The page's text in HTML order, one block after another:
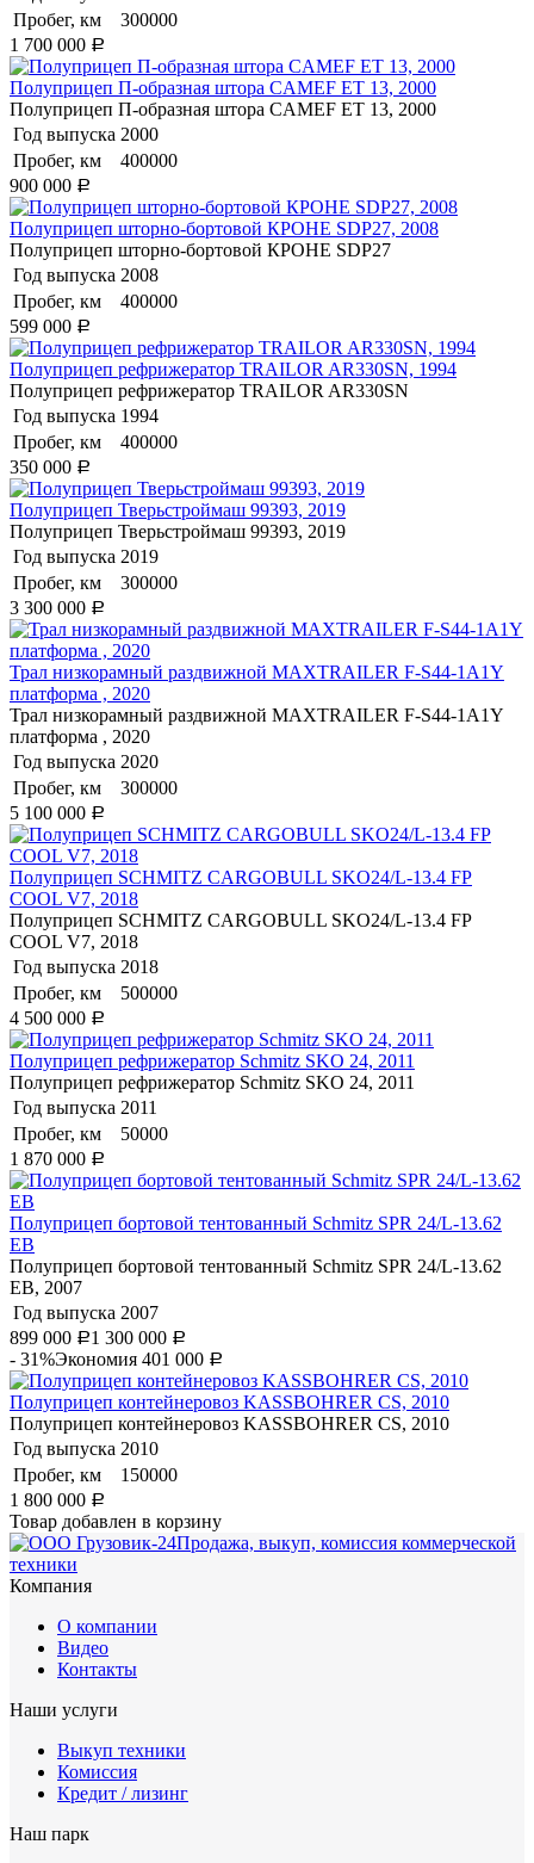
Пробег, км
300000
1 700 000 Р
Полуприцеп П-образная штора CAMEF ET 13, 2000
Полуприцеп П-образная штора CAMEF ET 13, 2000
Год выпуска 2000
Пробег, км
400000
900 000 Р
Полуприцеп шторно-бортовой КРОНЕ SDP27, 2008
Полуприцеп шторно-бортовой КРОНЕ SDP27
Год выпуска 2008
Пробег, км
400000
599 000 Р
Полуприцеп рефрижератор TRAILOR AR330SN, 1994
Полуприцеп рефрижератор TRAILOR AR330SN
Год выпуска 1994
Пробег, км
400000
350 000 Р
Полуприцеп Тверьстроймаш 99393, 2019
Полуприцеп Тверьстроймаш 99393, 2019
Год выпуска 2019
Пробег, км
300000
3 300 000 Р
Трал низкорамный раздвижной MAXTRAILER F-S44-1A1Y
платформа , 2020
Трал низкорамный раздвижной MAXTRAILER F-S44-1A1Y
платформа , 2020
Год выпуска 2020
Пробег, км
300000
5 100 000 Р
Полуприцеп SCHMITZ CARGOBULL SKO24/L-13.4 FP
COOL V7, 2018
Полуприцеп SCHMITZ CARGOBULL SKO24/L-13.4 FP
COOL V7, 2018
Год выпуска 2018
Пробег, км
500000
4 500 000 Р
Полуприцеп рефрижератор Schmitz SKO 24, 2011
Полуприцеп рефрижератор Schmitz SKO 24, 2011
Год выпуска 2011
Пробег, км
50000
1 870 000 Р
Полуприцеп бортовой тентованный Schmitz SPR 24/L-13.62
EB
Полуприцеп бортовой тентованный Schmitz SPR 24/L-13.62
EB, 2007
Год выпуска 2007
899 000 Р1 300 000 Р
- 31%Экономия 401 000 Р
Полуприцеп контейнеровоз KASSBOHRER CS, 2010
Полуприцеп контейнеровоз KASSBOHRER CS, 2010
Год выпуска 2010
Пробег, км
150000
1 800 000 Р
Товар добавлен в корзину
Продажа, выкуп, комиссия коммерческой
техники
Компания
О компании
Видео
Контакты
Наши услуги
Выкуп техники
Комиссия
Кредит / лизинг
Наш парк